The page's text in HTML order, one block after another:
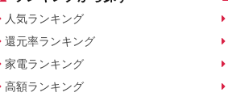
人気ランキング
還元率ランキング
家電ランキング
高額ランキング